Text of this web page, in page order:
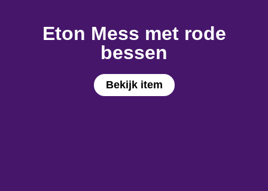
Bekijk item
Eton Mess met rode
bessen